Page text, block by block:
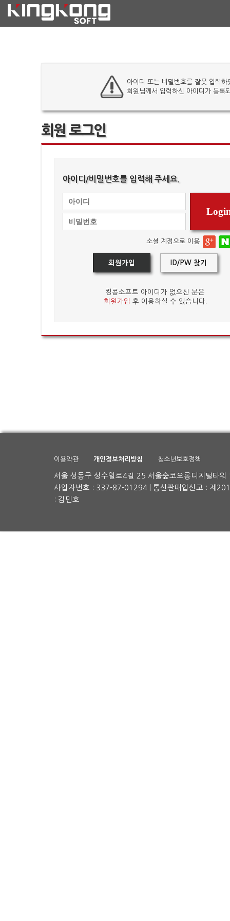
아이디 또는 비밀번호를 잘못 입력하
회원님께서 입력하신 아이디가 등록
회원 로그인
아이디/비밀번호를 입력해 주세요.
소셜 계정으로 이용
회원가입 ID/PW 찾기
킹콩소프트 아이디가 없으신 분은
회원가입 후 이용하실 수 있습니다.
이용약관 개인정보처리방침 청소년보호정책
서울 성동구 성수일로4길 25 서울숲코오롱디지털타
사업자번호 : 337-87-01294 | 통신판매업신고 : 제
: 김민호